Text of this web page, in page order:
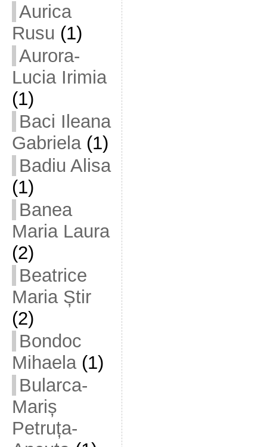
Aurica
Rusu (1)
Aurora-
Lucia Irimia
(1)
Baci Ileana
Gabriela(1)
Badiu Alisa
(1)
Banea
Maria Laura
(2)
Beatrice
Maria Știr
(2)
Bondoc
Mihaela(1)
Bularca-
Mariș
Petruța-